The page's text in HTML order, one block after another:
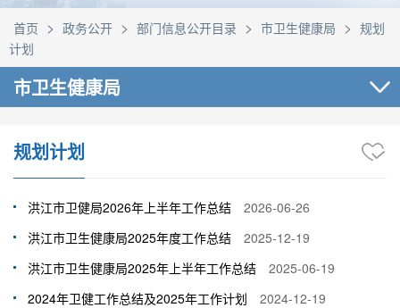
首页 > 政务公开 > 部门信息公开目录 > 市卫生健康局 > 规划
计划
市卫生健康局
规划计划
洪江市卫健局2026年上半年工作总结
2026-06-26
洪江市卫生健康局2025年度工作总结
2025-12-19
洪江市卫生健康局2025年上半年工作总结
2025-06-19
2024年卫健工作总结及2025年工作计划
2024-12-19